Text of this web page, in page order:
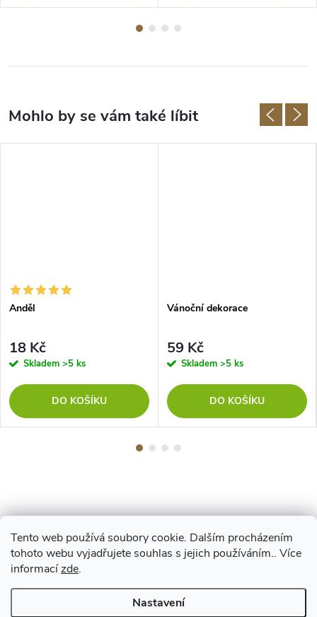
Tento web používá soubory cookie. Dalším procházením
tohoto webu vyjadřujete souhlas s jejich používáním.. Více
informacízde.
Nastavení
Anděl
18 Kč
Skladem >5 ks
DO KOŠÍKU
Vánoční dekorace
59 Kč
Skladem >5 ks
DO KOŠÍKU
Z
á